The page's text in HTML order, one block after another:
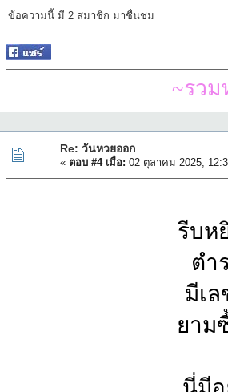
ข้อความนี้ มี 2 สมาชิก มาชื่นชม
~รว
Re: วันหวยออก
« ตอบ #4 เมื่อ: 02 ตุลาคม 2025,
รีบห
ตำ
มีเ
ยาม